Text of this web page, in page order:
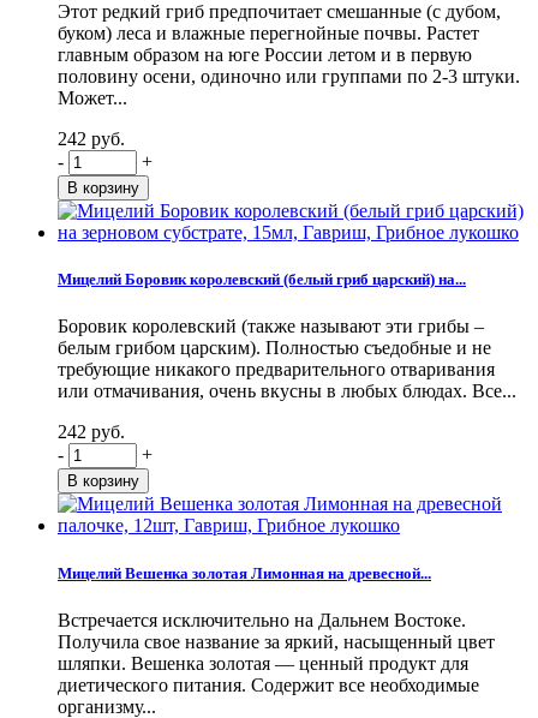
Этот редкий гриб предпочитает смешанные (с дубом,
буком) леса и влажные перегнойные почвы. Растет
главным образом на юге России летом и в первую
половину осени, одиночно или группами по 2-3 штуки.
Может...
242 руб.
-
+
Мицелий Боровик королевский (белый гриб царский) на...
Боровик королевский (также называют эти грибы –
белым грибом царским). Полностью съедобные и не
требующие никакого предварительного отваривания
или отмачивания, очень вкусны в любых блюдах. Все...
242 руб.
-
+
Мицелий Вешенка золотая Лимонная на древесной...
Встречается исключительно на Дальнем Востоке.
Получила свое название за яркий, насыщенный цвет
шляпки. Вешенка золотая — ценный продукт для
диетического питания. Содержит все необходимые
организму...